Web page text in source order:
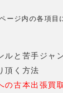
ージ内の各項目
ルと苦手ジャ
頂く方法
の古本出張買取